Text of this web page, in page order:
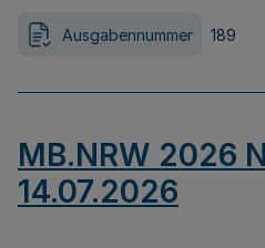
Ausgabennummer 189
MB.NRW 2026
14.07.2026